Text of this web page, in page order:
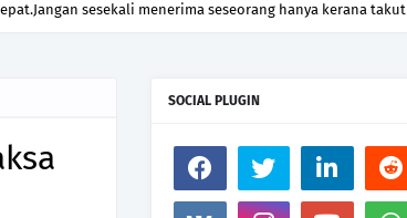
sesekali menerima seseorang hanya kerana takut
SOCIAL PLUGIN